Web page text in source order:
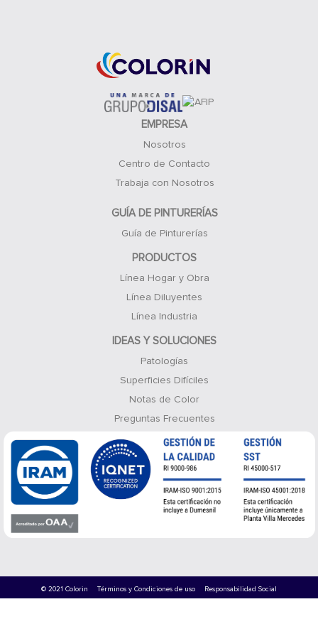
EMPRESA
Nosotros
Centro de Contacto
Trabaja con Nosotros
GUÍA DE PINTURERÍAS
Guía de Pinturerías
PRODUCTOS
Línea Hogar y Obra
Línea Diluyentes
Línea Industria
IDEAS Y SOLUCIONES
Patologías
Superficies Difíciles
Notas de Color
Preguntas Frecuentes
© 2021 Colorin Términos y Condiciones de uso Responsabilidad Social